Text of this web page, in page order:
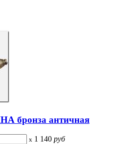
бронза античная
x 1 140 руб